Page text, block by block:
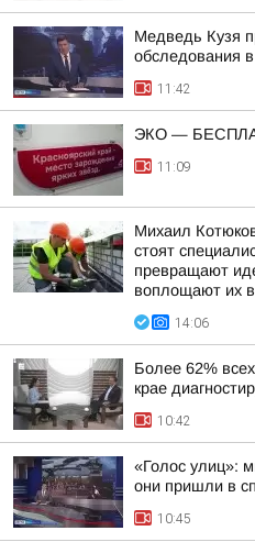
Медведь Кузя
обследования
11:42
ЭКО —
11:09
Михаил
стоят
превращают
воплощают их
14:06
Более 62%
крае
10:42
«Голос улиц»:
они пришли в
10:45